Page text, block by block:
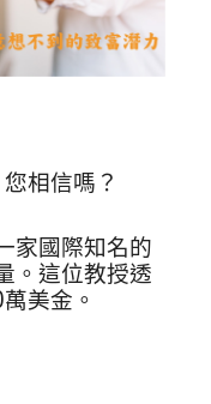
相信嗎？
家國際知名的
。這位教授透
美金。